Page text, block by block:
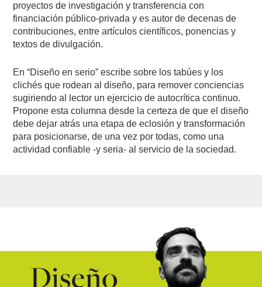
proyectos de investigación y transferencia con
financiación público-privada y es autor de decenas de
contribuciones, entre artículos científicos, ponencias y
textos de divulgación.
En “Diseño en serio” escribe sobre los tabúes y los
clichés que rodean al diseño, para remover conciencias
sugiriendo al lector un ejercicio de autocrítica continuo.
Propone esta columna desde la certeza de que el diseño
debe dejar atrás una etapa de eclosión y transformación
para posicionarse, de una vez por todas, como una
actividad confiable -y seria- al servicio de la sociedad.